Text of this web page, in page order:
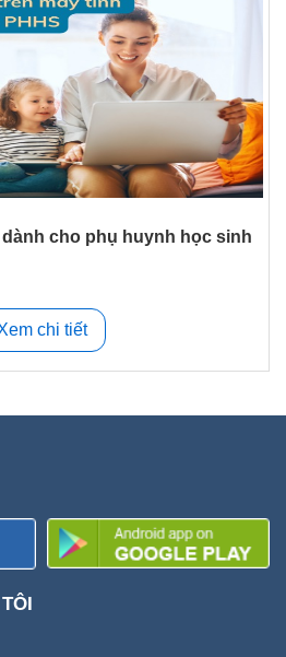
dành cho phụ huynh học sinh
chi tiết